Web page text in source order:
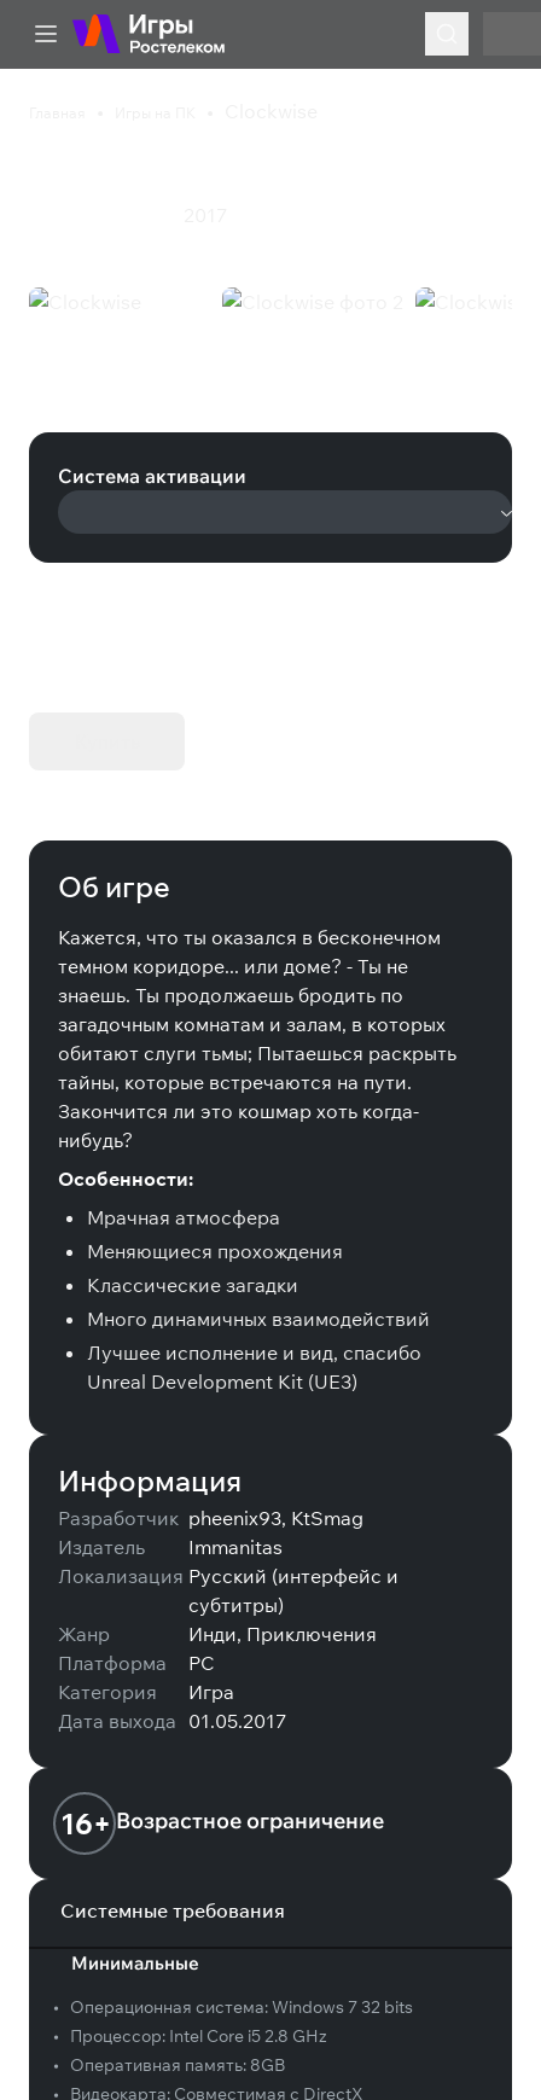
Система активации
Об игре
Кажется, что ты оказался в бесконечном
темном коридоре... или доме? - Ты не
знаешь. Ты продолжаешь бродить по
загадочным комнатам и залам, в которых
обитают слуги тьмы; Пытаешься раскрыть
тайны, которые встречаются на пути.
Закончится ли это кошмар хоть когда-
нибудь?
Особенности:
Мрачная атмосфера
Меняющиеся прохождения
Классические загадки
Много динамичных взаимодействий
Лучшее исполнение и вид, спасибо
Unreal Development Kit (UE3)
Информация
Разработчик pheenix93, KtSmag
Издатель
Immanitas
Локализация Русский (интерфейс и
субтитры)
Жанр
Инди, Приключения
Платформа
PC
Категория
Игра
Дата выхода 01.05.2017
16+ Возрастное ограничение
Системные требования
Минимальные
• Операционная система:Windows 7 32 bits
•
Процессор: Intel Core i5 2.8 GHz
•
Оперативная память: 8GB
•
Видеокарта: Совместимая с DirectX